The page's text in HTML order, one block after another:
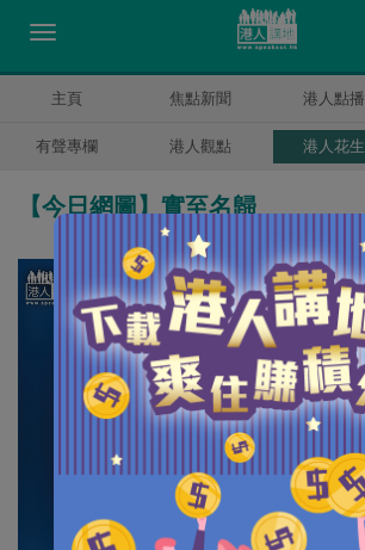
主頁 焦點新聞 港人點播
有聲專欄 港人觀點 港人花生
【今日網圖】實至名歸